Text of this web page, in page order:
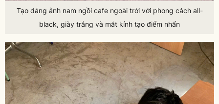
Tạo dáng ảnh nam ngồi cafe ngoài trời với phong cách all-
black, giày trắng và mắt kính tạo điểm nhấn